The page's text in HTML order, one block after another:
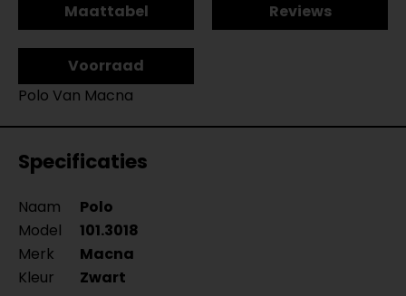
Maattabel Reviews
Voorraad
Polo Van Macna
Specificaties
Naam
Polo
Model
101.3018
Merk
Macna
Kleur
Zwart